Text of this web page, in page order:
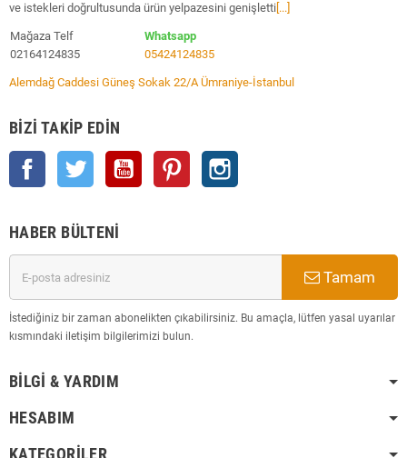
ve istekleri doğrultusunda ürün yelpazesini genişletti [...]
Mağaza Telf
02164124835
Whatsapp
05424124835
Alemdağ Caddesi Güneş Sokak 22/A Ümraniye-İstanbul
BIZI TAKIP EDIN
Facebook Twitter YouTube Pinterest
HABER BÜLTENI
Tamam
İstediğiniz bir zaman abonelikten çıkabilirsiniz. Bu amaçla, lütfen yasal uyarılar
kısmındaki iletişim bilgilerimizi bulun.
BILGI & YARDIM
HESABIM
KATEGORILER